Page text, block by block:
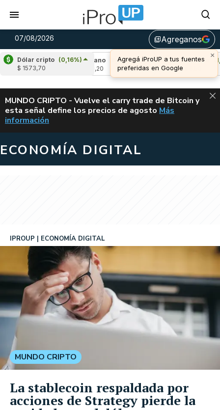
07/08/2026 library_addAgreganos
×
Agregá iProUP a tus fuentes
preferidas en Google
Dólar cripto (0,16%)
$ 1573,70
Cardano
(5,49%)
Avalanche
u$s 6,50
ALERTA
MUNDO CRIPTO - Vuelve el carry trade de Bitcoin y
esta señal define los precios de agosto VUELVE EL
Más
información
ECONOMÍA DIGITAL
IPROUP ECONOMÍA DIGITAL
MUNDO CRIPTO
La stablecoin respaldada por
acciones de Strategy pierde la